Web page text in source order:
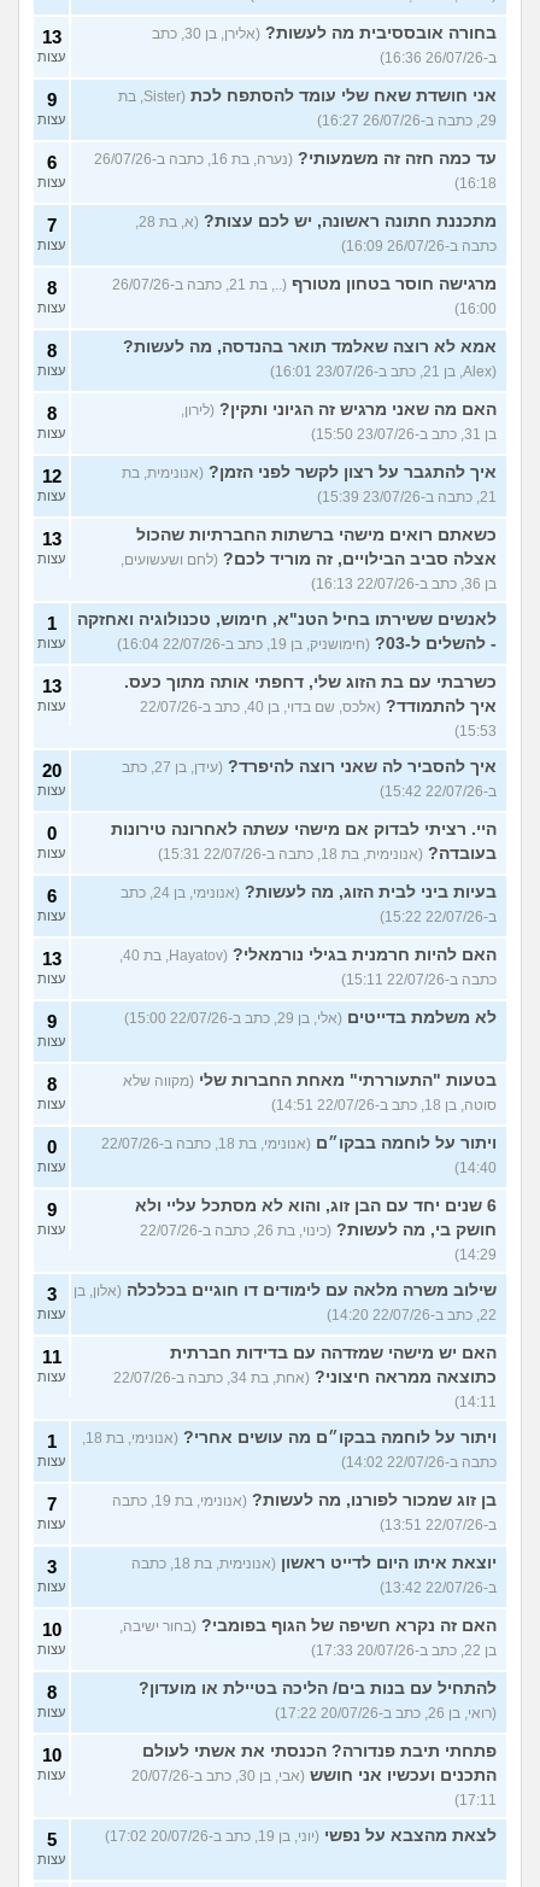
בחורה אובססיבית מה לעשות?
(אלירן, בן 30, כתב
ב-26/07/26 16:36)
13
עצות
אני חושדת שאח שלי עומד להסתפח לכת
(Sister, בת
29, כתבה ב-26/07/26 16:27)
9
עצות
עד כמה חזה זה משמעותי?
(נערה, בת 16, כתבה ב-26/07/26
16:18)
6
עצות
מתכננת חתונה ראשונה, יש לכם עצות?
(א, בת 28,
כתבה ב-26/07/26 16:09)
7
עצות
מרגישה חוסר בטחון מטורף
(.., בת 21, כתבה ב-26/07/26
16:00)
8
עצות
אמא לא רוצה שאלמד תואר בהנדסה, מה לעשות?
(Alex, בן 21, כתב ב-23/07/26 16:01)
8
עצות
האם מה שאני מרגיש זה הגיוני ותקין? (לירון,
בן 31, כתב ב-23/07/26 15:50)
8
עצות
איך להתגבר על רצון לקשר לפני הזמן? (אנונימית, בת
21, כתבה ב-23/07/26 15:39)
12
עצות
כשאתם רואים מישהי ברשתות החברתיות שהכול
אצלה סביב הבילויים, זה מוריד לכם? (לחם ושעשועים,
בן 36, כתב ב-22/07/26 16:13)
13
עצות
לאנשים ששירתו בחיל הטנ"א, חימוש, טכנולוגיה ואחזקה
- להשלים ל-03?
(חימושניק, בן 19, כתב ב-22/07/26 16:04)
1
עצות
כשרבתי עם בת הזוג שלי, דחפתי אותה מתוך כעס.
איך להתמודד?
(אלכס, שם בדוי, בן 40, כתב ב-22/07/26
15:53)
13
עצות
איך להסביר לה שאני רוצה להיפרד?
(עידן, בן 27, כתב
ב-22/07/26 15:42)
20
עצות
היי. רציתי לבדוק אם מישהי עשתה לאחרונה טירונות
בעובדה? (אנונימית, בת 18, כתבה ב-22/07/26 15:31)
0
עצות
בעיות ביני לבית הזוג, מה לעשות?
(אנונימי, בן 24, כתב
ב-22/07/26 15:22)
6
עצות
האם להיות חרמנית בגילי נורמאלי?
(Hayatov, בת 40,
כתבה ב-22/07/26 15:11)
13
עצות
לא משלמת בדייטים (אלי, בן 29, כתב ב-22/07/26 15:00) 9
עצות
בטעות "התעוררתי" מאחת החברות שלי (מקווה שלא
סוטה, בן 18, כתב ב-22/07/26 14:51)
8
עצות
ויתור על לוחמה בבקו״ם
(אנונימי, בת 18, כתבה ב-22/07/26
14:40)
0
עצות
6 שנים יחד עם הבן זוג, והוא לא מסתכל עליי ולא
חושק בי, מה לעשות?
(כינוי, בת 26, כתבה ב-22/07/26
14:29)
9
עצות
שילוב משרה מלאה עם לימודים דו חוגיים בכלכלה (אלון, בן
22, כתב ב-22/07/26 14:20)
3
עצות
האם יש מישהי שמזדהה עם בדידות חברתית
כתוצאה ממראה חיצוני?
(אחת, בת 34, כתבה ב-22/07/26
14:11)
11
עצות
ויתור על לוחמה בבקו״ם מה עושים אחרי?
(אנונימי, בת 18,
כתבה ב-22/07/26 14:02)
1
עצות
בן זוג שמכור לפורנו, מה לעשות?
(אנונימי, בת 19, כתבה
ב-22/07/26 13:51)
7
עצות
יוצאת איתו היום לדייט ראשון
(אנונימית, בת 18, כתבה
ב-22/07/26 13:42)
3
עצות
האם זה נקרא חשיפה של הגוף בפומבי? (בחור ישיבה,
בן 22, כתב ב-20/07/26 17:33)
10
עצות
להתחיל עם בנות בים/ הליכה בטיילת או מועדון?
(רואי, בן 26, כתב ב-20/07/26 17:22)
8
עצות
פתחתי תיבת פנדורה? הכנסתי את אשתי לעולם
התכנים ועכשיו אני חושש
(אבי, בן 30, כתב ב-20/07/26
17:11)
10
עצות
לצאת מהצבא על נפשי (יוני, בן 19, כתב ב-20/07/26 17:02) 5
עצות